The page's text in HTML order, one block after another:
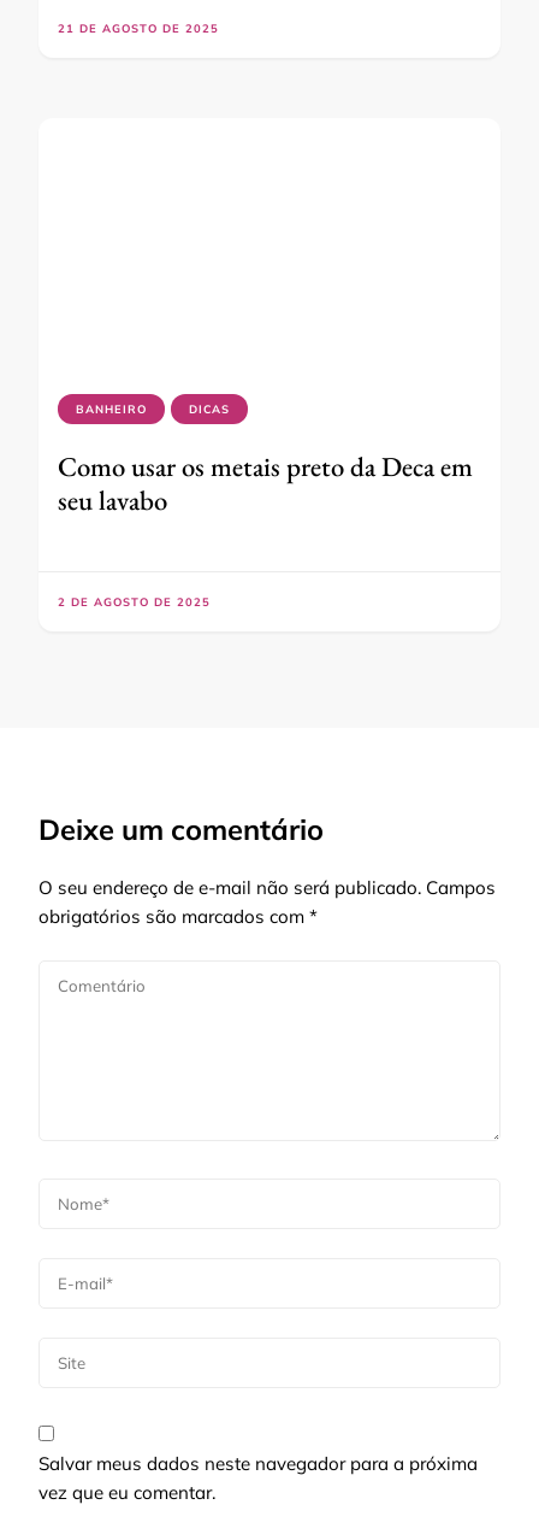
21 DE AGOSTO DE 2025
BANHEIRO DICAS
Como usar os metais preto da Deca em
seu lavabo
2 DE AGOSTO DE 2025
Deixe um comentário
O seu endereço de e-mail não será publicado. Campos
obrigatórios são marcados com *
Salvar meus dados neste navegador para a próxima
vez que eu comentar.